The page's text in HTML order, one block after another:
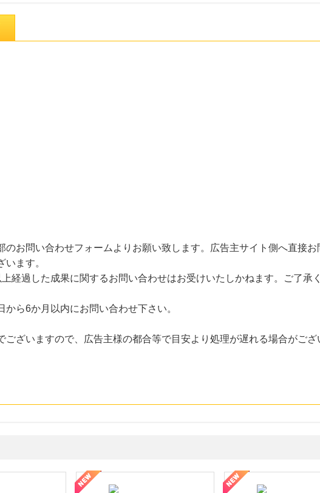
お問い合わせフォームよりお願い致します。広告主サイト側へ直接お
ます。
経過した成果に関するお問い合わせはお受けいたしかねます。ご了承
ら6か月以内にお問い合わせ下さい。
ざいますので、広告主様の都合等で目安より処理が遅れる場合がござ
実現！ブランド品・貴金属の無料査定